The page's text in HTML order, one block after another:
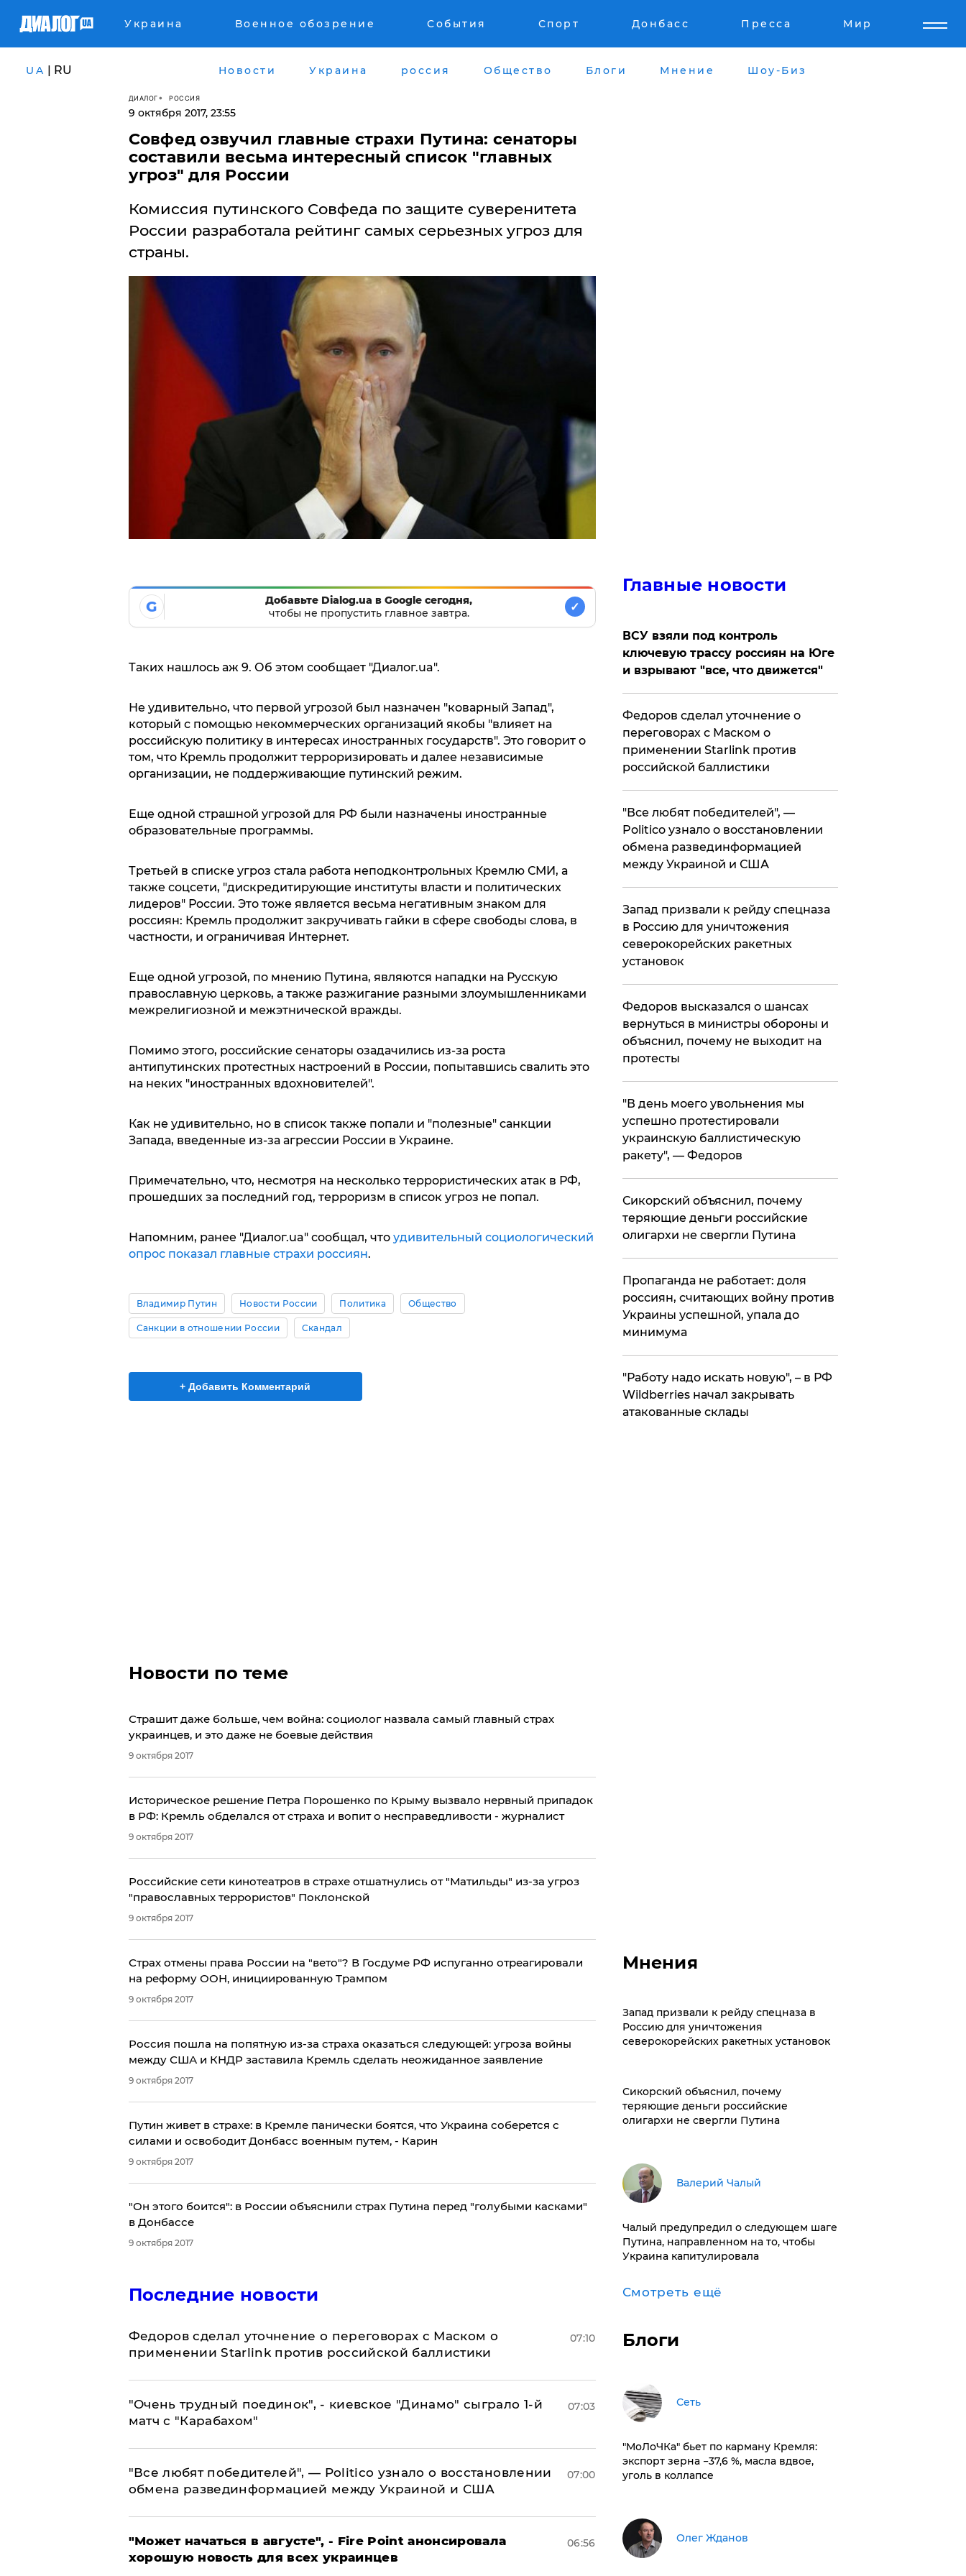
Украина Военное обозрение События Спорт Донбасс Пресса Мир
UA | RU Новости Украина россия Общество Блоги Мнение Шоу-Биз
ДИАЛОГ РОССИЯ
9 октября 2017, 23:55
​Совфед озвучил главные страхи Путина: сенаторы
составили весьма интересный список "главных
угроз" для России
Комиссия путинского Совфеда по защите суверенитета
России разработала рейтинг самых серьезных угроз для
страны.
G
Добавьте Dialog.ua в Google сегодня,
чтобы не пропустить главное завтра.
✓
Таких нашлось аж 9. Об этом сообщает "Диалог.ua".
Не удивительно, что первой угрозой был назначен "коварный Запад",
который с помощью некоммерческих организаций якобы "влияет на
российскую политику в интересах иностранных государств". Это говорит о
том, что Кремль продолжит терроризировать и далее независимые
организации, не поддерживающие путинский режим.
Еще одной страшной угрозой для РФ были назначены иностранные
образовательные программы.
Третьей в списке угроз стала работа неподконтрольных Кремлю СМИ, а
также соцсети, "дискредитирующие институты власти и политических
лидеров" России. Это тоже является весьма негативным знаком для
россиян: Кремль продолжит закручивать гайки в сфере свободы слова, в
частности, и ограничивая Интернет.
Еще одной угрозой, по мнению Путина, являются нападки на Русскую
православную церковь, а также разжигание разными злоумышленниками
межрелигиозной и межэтнической вражды.
Помимо этого, российские сенаторы озадачились из-за роста
антипутинских протестных настроений в России, попытавшись свалить это
на неких "иностранных вдохновителей".
Как не удивительно, но в список также попали и "полезные" санкции
Запада, введенные из-за агрессии России в Украине.
Примечательно, что, несмотря на несколько террористических атак в РФ,
прошедших за последний год, терроризм в список угроз не попал.
Напомним, ранее "Диалог.ua" сообщал, что удивительный социологический
опрос показал главные страхи россиян.
Владимир Путин Новости России Политика Общество
Санкции в отношении России Скандал
+ Добавить Комментарий
Новости по теме
Страшит даже больше, чем война: социолог назвала самый главный страх
украинцев, и это даже не боевые действия
9 октября 2017
Историческое решение Петра Порошенко по Крыму вызвало нервный припадок
в РФ: Кремль обделался от страха и вопит о несправедливости - журналист
9 октября 2017
Российские сети кинотеатров в страхе отшатнулись от "Матильды" из-за угроз
"православных террористов" Поклонской
9 октября 2017
Страх отмены права России на "вето"? В Госдуме РФ испуганно отреагировали
на реформу ООН, инициированную Трампом
9 октября 2017
Россия пошла на попятную из-за страха оказаться следующей: угроза войны
между США и КНДР заставила Кремль сделать неожиданное заявление
9 октября 2017
Путин живет в страхе: в Кремле панически боятся, что Украина соберется с
силами и освободит Донбасс военным путем, - Карин
9 октября 2017
"Он этого боится": в России объяснили страх Путина перед "голубыми касками"
в Донбассе
9 октября 2017
Последние новости
Федоров сделал уточнение о переговорах с Маском о
применении Starlink против российской баллистики
07:10
"Очень трудный поединок", - киевское "Динамо" сыграло 1-й
матч с "Карабахом"
07:03
​"Все любят победителей", — Politico узнало о восстановлении
обмена развединформацией между Украиной и США
07:00
"Может начаться в августе", - Fire Point анонсировала
хорошую новость для всех украинцев
06:56
Главные новости
ВСУ взяли под контроль
ключевую трассу россиян на Юге
и взрывают "все, что движется"
Федоров сделал уточнение о
переговорах с Маском о
применении Starlink против
российской баллистики
​"Все любят победителей", —
Politico узнало о восстановлении
обмена развединформацией
между Украиной и США
Запад призвали к рейду спецназа
в Россию для уничтожения
северокорейских ракетных
установок
Федоров высказался о шансах
вернуться в министры обороны и
объяснил, почему не выходит на
протесты
​"В день моего увольнения мы
успешно протестировали
украинскую баллистическую
ракету", — Федоров
Сикорский объяснил, почему
теряющие деньги российские
олигархи не свергли Путина
​Пропаганда не работает: доля
россиян, считающих войну против
Украины успешной, упала до
минимума
"Работу надо искать новую", – в РФ
Wildberries начал закрывать
атакованные склады
Мнения
Запад призвали к рейду спецназа в
Россию для уничтожения
северокорейских ракетных установок
Сикорский объяснил, почему
теряющие деньги российские
олигархи не свергли Путина
Валерий Чалый
Чалый предупредил о следующем шаге
Путина, направленном на то, чтобы
Украина капитулировала
Смотреть ещё
Блоги
Сеть
​"МоЛоЧКа" бьет по карману Кремля:
экспорт зерна −37,6 %, масла вдвое,
уголь в коллапсе
Олег Жданов